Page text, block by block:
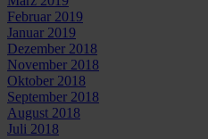
Februar 2019
Januar 2019
Dezember 2018
November 2018
Oktober 2018
September 2018
August 2018
Juli 2018